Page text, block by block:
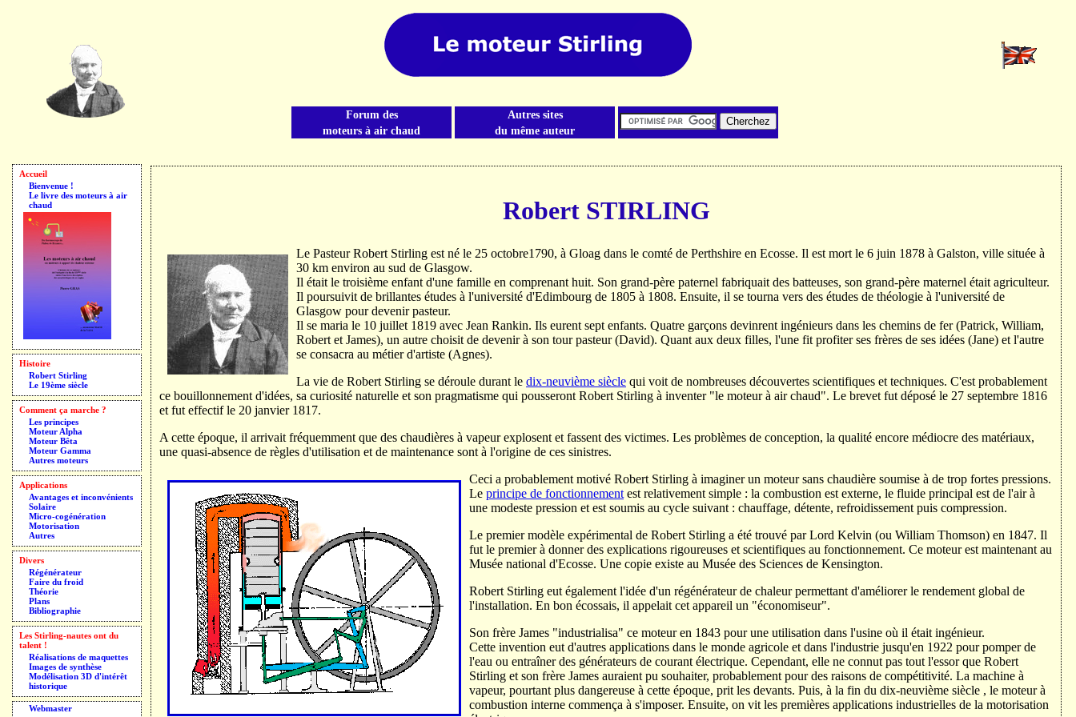
Le moteur Stirling
Forum des
moteurs à air chaud
Autres sites
du même auteur
Accueil
Bienvenue !
Le livre des moteurs à air
chaud
Histoire
Robert Stirling
Le 19ème siècle
Comment ça marche ?
Les principes
Moteur Alpha
Moteur Bêta
Moteur Gamma
Autres moteurs
Applications
Avantages et inconvénients
Solaire
Micro-cogénération
Motorisation
Autres
Divers
Régénérateur
Faire du froid
Théorie
Plans
Bibliographie
Les Stirling-nautes ont du
talent !
Réalisations de maquettes
Images de synthèse
Modélisation 3D d'intérêt
historique
Webmaster
Robert STIRLING
Le Pasteur Robert Stirling est né le 25 octobre1790, à Gloag dans le comté de Perthshire en Ecosse. Il est mort le 6 juin 1878 à Galston, ville située à
30 km environ au sud de Glasgow.
Il était le troisième enfant d'une famille en comprenant huit. Son grand-père paternel fabriquait des batteuses, son grand-père maternel était agriculteur.
Il poursuivit de brillantes études à l'université d'Edimbourg de 1805 à 1808. Ensuite, il se tourna vers des études de théologie à l'université de
Glasgow pour devenir pasteur.
Il se maria le 10 juillet 1819 avec Jean Rankin. Ils eurent sept enfants. Quatre garçons devinrent ingénieurs dans les chemins de fer (Patrick, William,
Robert et James), un autre choisit de devenir à son tour pasteur (David). Quant aux deux filles, l'une fit profiter ses frères de ses idées (Jane) et l'autre
se consacra au métier d'artiste (Agnes).
La vie de Robert Stirling se déroule durant le dix-neuvième siècle qui voit de nombreuses découvertes scientifiques et techniques. C'est probablement
ce bouillonnement d'idées, sa curiosité naturelle et son pragmatisme qui pousseront Robert Stirling à inventer "le moteur à air chaud". Le brevet fut déposé le 27 septembre 1816
et fut effectif le 20 janvier 1817.
A cette époque, il arrivait fréquemment que des chaudières à vapeur explosent et fassent des victimes. Les problèmes de conception, la qualité encore médiocre des matériaux,
une quasi-absence de règles d'utilisation et de maintenance sont à l'origine de ces sinistres.
Ceci a probablement motivé Robert Stirling à imaginer un moteur sans chaudière soumise à de trop fortes pressions.
Le principe de fonctionnement est relativement simple : la combustion est externe, le fluide principal est de l'air à
une modeste pression et est soumis au cycle suivant : chauffage, détente, refroidissement puis compression.
Le premier modèle expérimental de Robert Stirling a été trouvé par Lord Kelvin (ou William Thomson) en 1847. Il
fut le premier à donner des explications rigoureuses et scientifiques au fonctionnement. Ce moteur est maintenant au
Musée national d'Ecosse. Une copie existe au Musée des Sciences de Kensington.
Robert Stirling eut également l'idée d'un régénérateur de chaleur permettant d'améliorer le rendement global de
l'installation. En bon écossais, il appelait cet appareil un "économiseur".
Son frère James "industrialisa" ce moteur en 1843 pour une utilisation dans l'usine où il était ingénieur.
Cette invention eut d'autres applications dans le monde agricole et dans l'industrie jusqu'en 1922 pour pomper de
l'eau ou entraîner des générateurs de courant électrique. Cependant, elle ne connut pas tout l'essor que Robert
Stirling et son frère James auraient pu souhaiter, probablement pour des raisons de compétitivité. La machine à
vapeur, pourtant plus dangereuse à cette époque, prit les devants. Puis, à la fin du dix-neuvième siècle , le moteur à
combustion interne commença à s'imposer. Ensuite, on vit les premières applications industrielles de la motorisation